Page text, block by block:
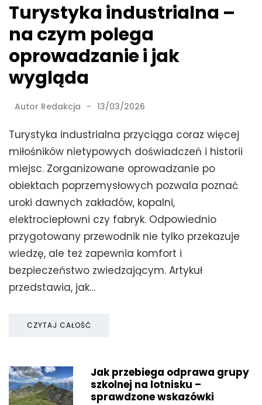
Turystyka industrialna –
na czym polega
oprowadzanie i jak
wygląda
Autor Redakcja 13/03/2026
Turystyka industrialna przyciąga coraz więcej
miłośników nietypowych doświadczeń i historii
miejsc. Zorganizowane oprowadzanie po
obiektach poprzemysłowych pozwala poznać
uroki dawnych zakładów, kopalni,
elektrociepłowni czy fabryk. Odpowiednio
przygotowany przewodnik nie tylko przekazuje
wiedzę, ale też zapewnia komfort i
bezpieczeństwo zwiedzającym. Artykuł
przedstawia, jak…
CZYTAJ CAŁOŚĆ
Jak przebiega odprawa grupy
szkolnej na lotnisku –
sprawdzone wskazówki